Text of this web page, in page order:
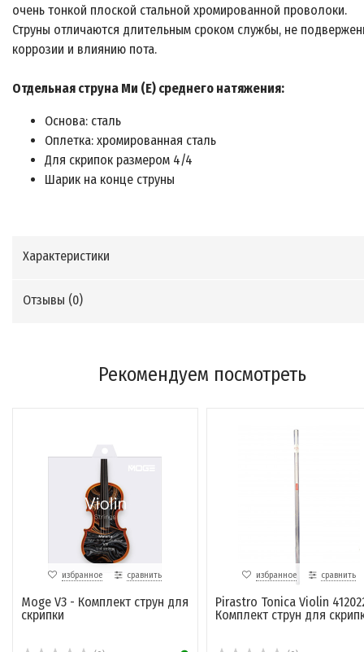
очень тонкой плоской стальной хромированной проволоки.
Струны отличаются длительным сроком службы, не
коррозии и влиянию пота.
Отдельная струна Ми (Е) среднего натяжения:
Основа: сталь
Оплетка: хромированная сталь
Для скрипок размером 4/4
Шарик на конце струны
Характеристики
Отзывы (0)
Рекомендуем посмотреть
избранное сравнить
Moge V3 - Комплект струн для
скрипки
избранное сравнить
Pirastro Tonica Violin
Комплект струн для